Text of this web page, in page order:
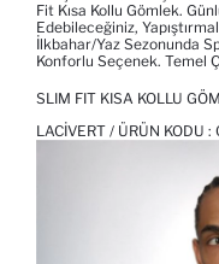
Fit Kısa Kollu Gömlek.
Edebileceğiniz,
İlkbahar/Yaz Sezonunda
Konforlu Seçenek. Temel
SLIM FIT KISA KOLLU
LACIVERT / ÜRÜN KODU :